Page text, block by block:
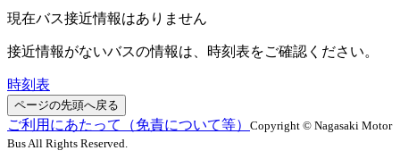
現在バス接近情報はありません
接近情報がないバスの情報は、時刻表をご確認ください。
時刻表
ページの先頭へ戻る
ご利用にあたって（免責について等） Copyright © Nagasaki Motor
Bus All Rights Reserved.